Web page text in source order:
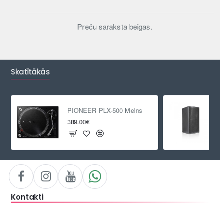
Preču saraksta beigas.
Skatītākās
PIONEER PLX-500 Melns
389.00€
Kontakti